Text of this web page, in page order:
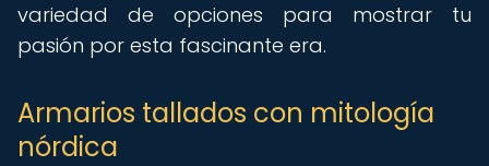
variedad de opciones para mostrar tu
pasión por esta fascinante era.
Armarios tallados con mitología
nórdica